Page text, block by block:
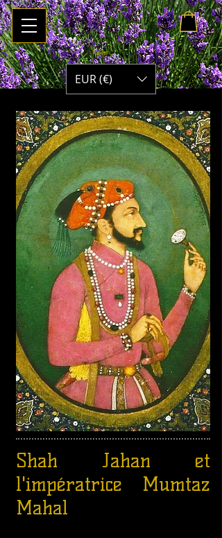
EUR (€)
Panier :
Shah Jahan et
l'impératrice Mumtaz
Mahal